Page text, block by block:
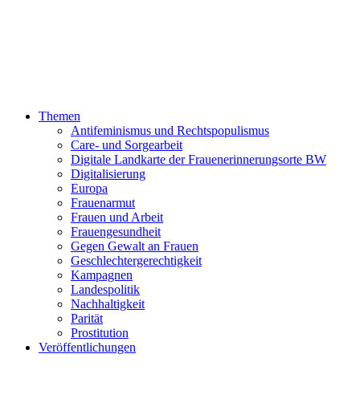
Themen
Antifeminismus und Rechtspopulismus
Care- und Sorgearbeit
Digitale Landkarte der Frauenerinnerungsorte BW
Digitalisierung
Europa
Frauenarmut
Frauen und Arbeit
Frauengesundheit
Gegen Gewalt an Frauen
Geschlechtergerechtigkeit
Kampagnen
Landespolitik
Nachhaltigkeit
Parität
Prostitution
Veröffentlichungen